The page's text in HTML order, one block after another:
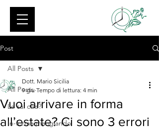
Post
All Posts
Lo sai che?
In-forma mangiando
All Posts
Vuoi arrivare in forma
all’estate? Ci sono 3 errori
Dott. Mario Sicilia
9 giu Tempo di lettura: 4 min